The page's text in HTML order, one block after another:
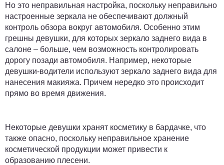
Но это неправильная настройка, поскольку неправильно
настроенные зеркала не обеспечивают должный
контроль обзора вокруг автомобиля. Особенно этим
грешны девушки, для которых зеркало заднего вида в
салоне – больше, чем возможность контролировать
дорогу позади автомобиля. Например, некоторые
девушки-водители используют зеркало заднего вида для
нанесения макияжа. Причем нередко это происходит
прямо во время движения.
Некоторые девушки хранят косметику в бардачке, что
также опасно, поскольку неправильное хранение
косметической продукции может привести к
образованию плесени.